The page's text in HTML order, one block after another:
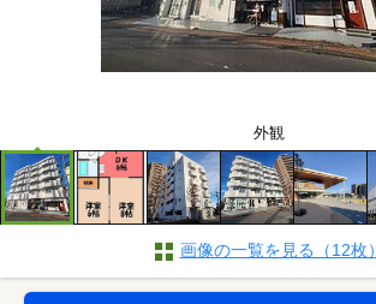
外観
画像の一覧を見る（12枚）